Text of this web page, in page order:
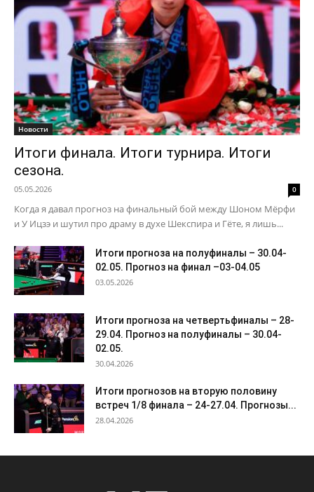
Новости
Итоги финала. Итоги турнира. Итоги
сезона.
05.05.2026 0
Когда я давал прогноз на финальный бой между Шоном Мёрфи
и У Ицзэ и шутил про драму в духе Шекспира и Гёте, я лишь...
Итоги прогноза на полуфиналы – 30.04-
02.05. Прогноз на финал –03-04.05
03.05.2026
Итоги прогноза на четвертьфиналы – 28-
29.04. Прогноз на полуфиналы – 30.04-
02.05.
30.04.2026
Итоги прогнозов на вторую половину
встреч 1/8 финала – 24-27.04. Прогнозы...
28.04.2026